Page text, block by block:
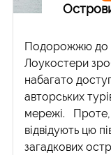
Подорожжю до
Лоукостери
набагато
авторських
мережі. Проте,
відвідують цю
загадкових